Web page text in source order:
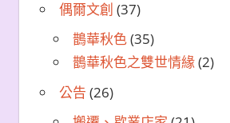
偶爾文創 (37)
鵲華秋色(35)
鵲華秋色之雙世情緣(2)
公告 (26)